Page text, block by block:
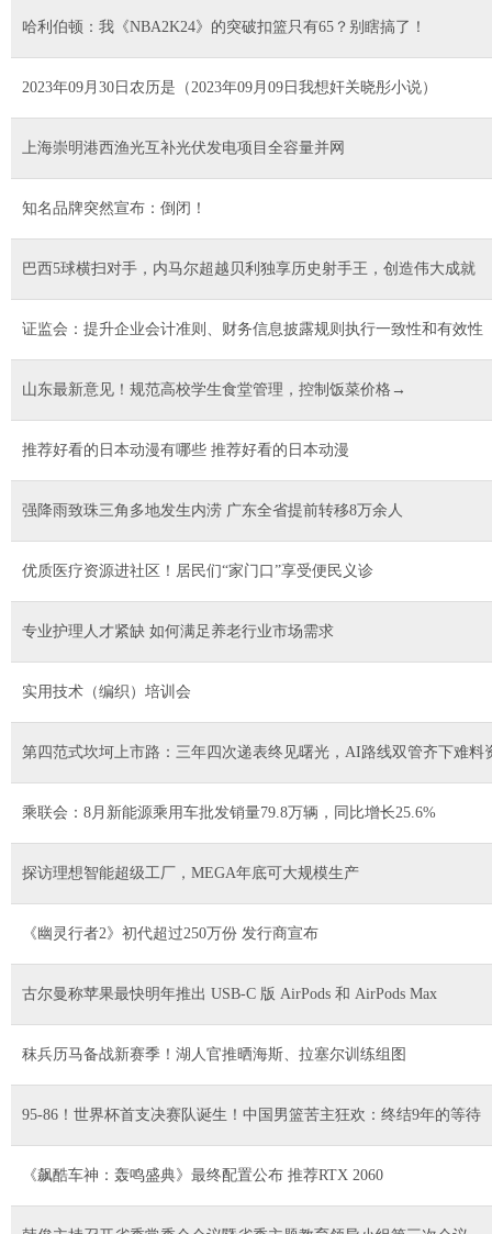
哈利伯顿：我《NBA2K24》的突破扣篮只有65？别瞎搞了！
2023年09月30日农历是（2023年09月09日我想奸关晓彤小说）
上海崇明港西渔光互补光伏发电项目全容量并网
知名品牌突然宣布：倒闭！
巴西5球横扫对手，内马尔超越贝利独享历史射手王，创造伟大成就
证监会：提升企业会计准则、财务信息披露规则执行一致性和有效性
山东最新意见！规范高校学生食堂管理，控制饭菜价格→
推荐好看的日本动漫有哪些 推荐好看的日本动漫
强降雨致珠三角多地发生内涝 广东全省提前转移8万余人
优质医疗资源进社区！居民们“家门口”享受便民义诊
专业护理人才紧缺 如何满足养老行业市场需求
实用技术（编织）培训会
第四范式坎坷上市路：三年四次递表终见曙光，AI路线双管齐下难料
乘联会：8月新能源乘用车批发销量79.8万辆，同比增长25.6%
探访理想智能超级工厂，MEGA年底可大规模生产
《幽灵行者2》初代超过250万份 发行商宣布
古尔曼称苹果最快明年推出 USB-C 版 AirPods 和 AirPods Max
秣兵历马备战新赛季！湖人官推晒海斯、拉塞尔训练组图
95-86！世界杯首支决赛队诞生！中国男篮苦主狂欢：终结9年的等待
《飙酷车神：轰鸣盛典》最终配置公布 推荐RTX 2060